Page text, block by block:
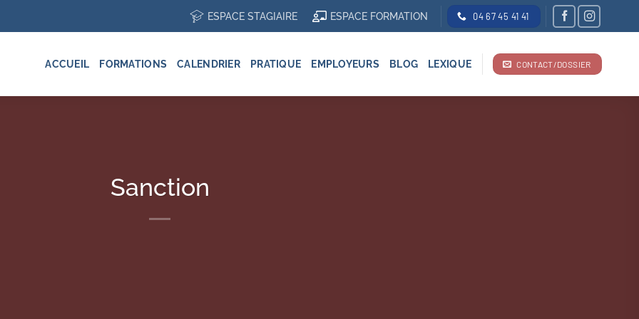
ESPACE STAGIAIRE ESPACE FORMATION 04 67 45 41 41
ACCUEIL FORMATIONS CALENDRIER PRATIQUE EMPLOYEURS BLOG LEXIQUE CONTACT/DOSSIER
Sanction